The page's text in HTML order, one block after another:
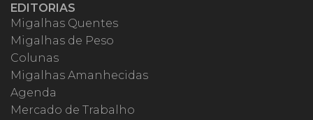
EDITORIAS
Migalhas Quentes
Migalhas de Peso
Colunas
Migalhas Amanhecidas
Agenda
Mercado de Trabalho